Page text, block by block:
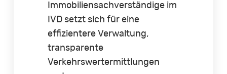
Immobiliensachverständige im
IVD setzt sich für eine
effizientere Verwaltung,
transparente
Verkehrswertermittlungen